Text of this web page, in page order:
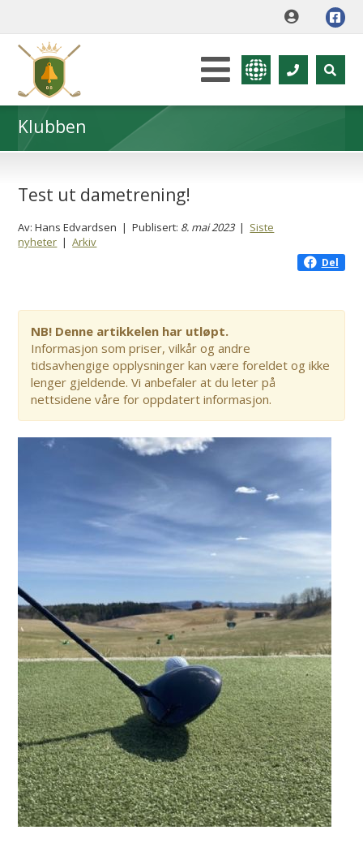
Klubben
Test ut dametrening!
Av: Hans Edvardsen | Publisert: 8. mai 2023| Siste
nyheter |Arkiv
Del
NB! Denne artikkelen har utløpt.
Informasjon som priser, vilkår og andre
tidsavhengige opplysninger kan være foreldet og ikke
lenger gjeldende. Vi anbefaler at du leter på
nettsidene våre for oppdatert informasjon.